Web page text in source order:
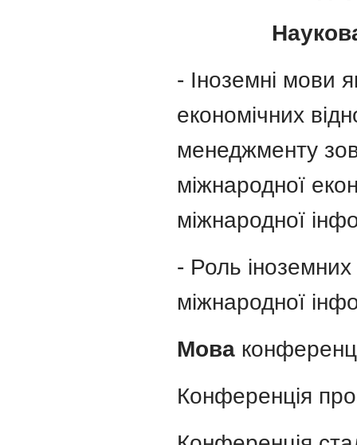
- Іноземні мови
економічних
менеджменту
міжнародної
міжнародної
- Роль іноземних
міжнародної
Мова
Конференція